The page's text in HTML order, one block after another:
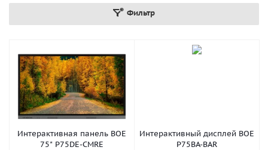
Фильтр
Интерактивная панель BOE
75" P75DE-CMRE
Интерактивный дисплей BOE
P75BA-BAR